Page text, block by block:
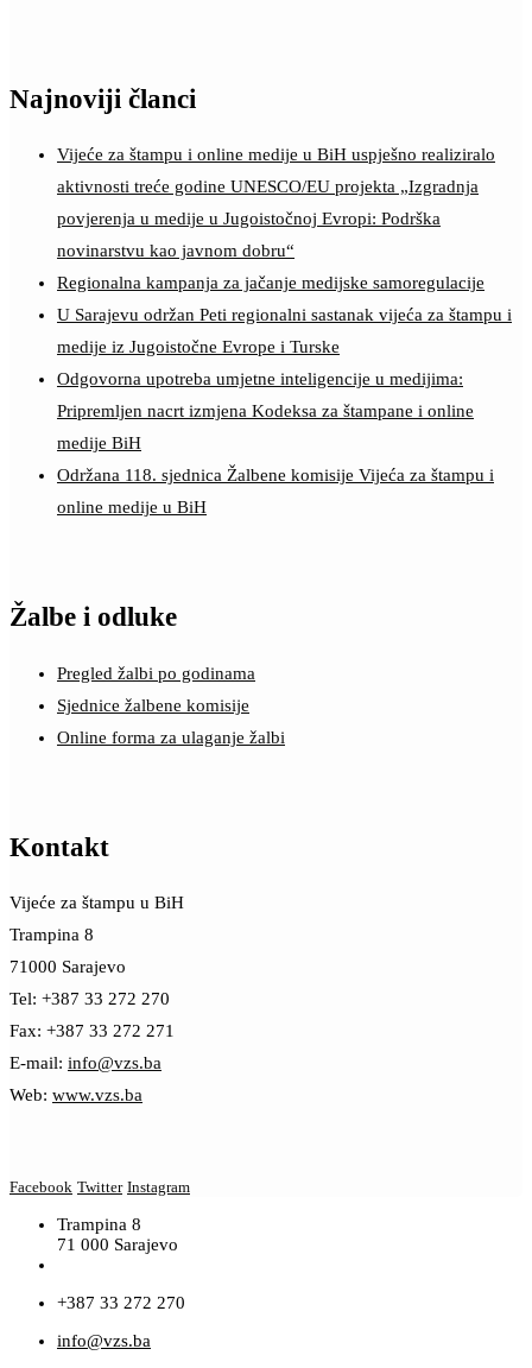
Najnoviji članci
Vijeće za štampu i online medije u BiH uspješno realiziralo
aktivnosti treće godine UNESCO/EU projekta „Izgradnja
povjerenja u medije u Jugoistočnoj Evropi: Podrška
novinarstvu kao javnom dobru“
Regionalna kampanja za jačanje medijske samoregulacije
U Sarajevu održan Peti regionalni sastanak vijeća za štampu i
medije iz Jugoistočne Evrope i Turske
Odgovorna upotreba umjetne inteligencije u medijima:
Pripremljen nacrt izmjena Kodeksa za štampane i online
medije BiH
Održana 118. sjednica Žalbene komisije Vijeća za štampu i
online medije u BiH
Žalbe i odluke
Pregled žalbi po godinama
Sjednice žalbene komisije
Online forma za ulaganje žalbi
Kontakt
Vijeće za štampu u BiH
Trampina 8
71000 Sarajevo
Tel: +387 33 272 270
Fax: +387 33 272 271
E-mail: info@vzs.ba
Web: www.vzs.ba
Facebook Twitter Instagram
Trampina 8
71 000 Sarajevo
+387 33 272 270
info@vzs.ba